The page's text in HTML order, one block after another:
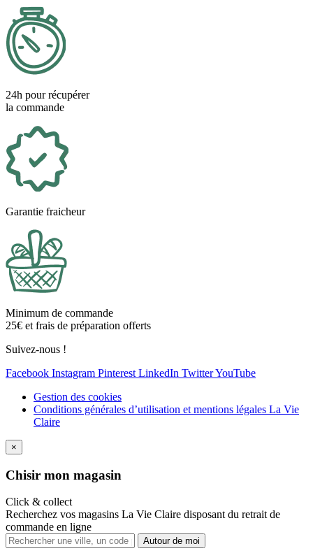
24h pour récupérer
la commande
Garantie fraicheur
Minimum de commande
25€ et frais de préparation offerts
Suivez-nous !
Facebook Instagram Pinterest LinkedIn TwitterYouTube
Gestion des cookies
Conditions générales d’utilisation et mentions légales La Vie
Claire
×
Chisir mon magasin
Click & collect
Recherchez vos magasins La Vie Claire disposant du retrait de
commande en ligne
Autour de moi